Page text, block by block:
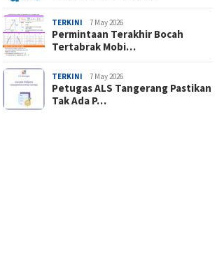
TERKINI 7 May 2026
Permintaan Terakhir Bocah
Tertabrak Mobi…
TERKINI 7 May 2026
Petugas ALS Tangerang Pastikan
Tak Ada P…